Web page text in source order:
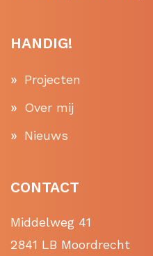
HANDIG!
Projecten
Over mij
Nieuws
CONTACT
Middelweg 41
2841 LB Moordrecht